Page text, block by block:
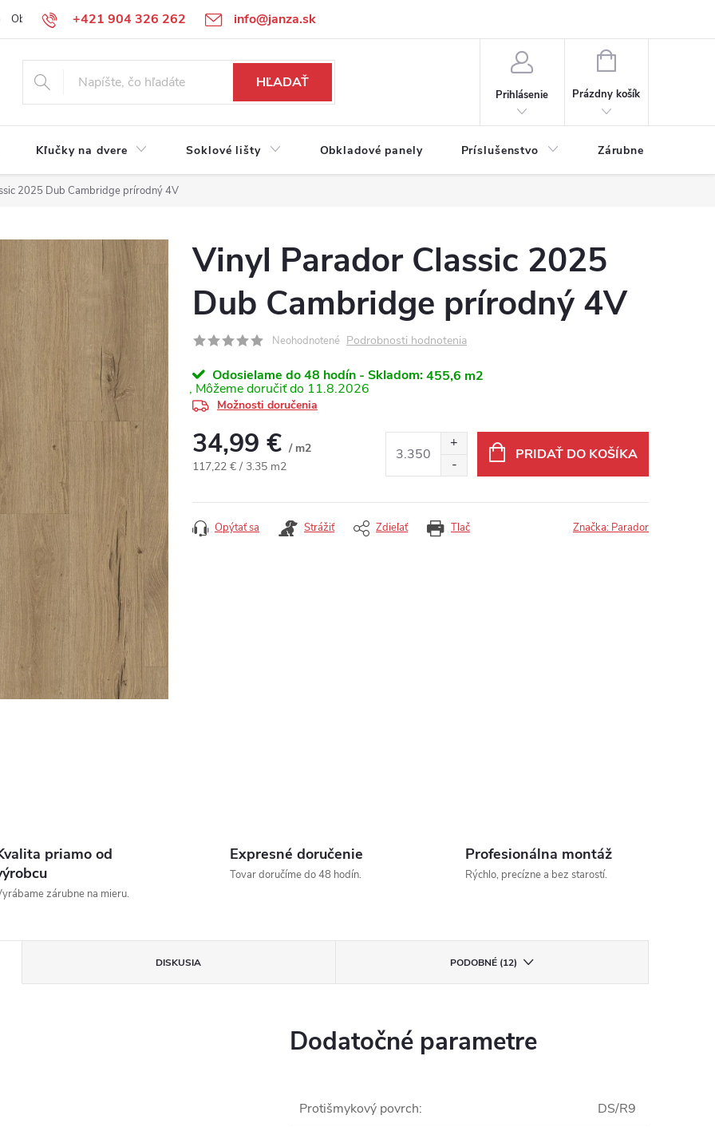
+421 904 326 262 info@janza.sk
Obchodné podmienky Reklamačné podmienky Podmienky ochrany osobných údajov
HĽADAŤ
Prihlásenie
NÁKUPNÝ KOŠÍK
Prázdny košík
Kľučky na dvere Soklové lišty Obkladové panely Príslušenstvo Zárubne
2025 Dub Cambridge prírodný 4V
Vinyl Parador Classic 2025
Dub Cambridge prírodný 4V
Neohodnotené Podrobnosti hodnotenia
Odosielame do 48 hodín - Skladom:455,6 m2
11.8.2026
Možnosti doručenia
34,99 € / m2
Jednotková cena:
117,22 € / 3.35 m2
PRIDAŤ DO KOŠÍKA
Tlač
Opýtať sa Strážiť Zdieľať Značka: Parador
priamo od
zárubne na mieru.
Expresné doručenie
Tovar doručíme do 48 hodín.
Profesionálna montáž
Rýchlo, precízne a bez starostí.
DISKUSIA PODOBNÉ (12)
Dodatočné parametre
Protišmykový povrch: DS/R9